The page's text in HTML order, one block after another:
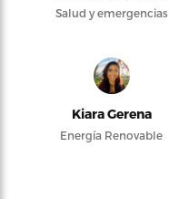
Salud y emergencias
Kiara Gerena
Energía Renovable